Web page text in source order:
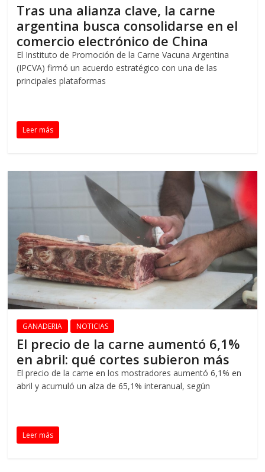
Tras una alianza clave, la carne
argentina busca consolidarse en el
comercio electrónico de China
El Instituto de Promoción de la Carne Vacuna Argentina
(IPCVA) firmó un acuerdo estratégico con una de las
principales plataformas
Leer más
GANADERIA NOTICIAS
El precio de la carne aumentó 6,1%
en abril: qué cortes subieron más
El precio de la carne en los mostradores aumentó 6,1% en
abril y acumuló un alza de 65,1% interanual, según
Leer más